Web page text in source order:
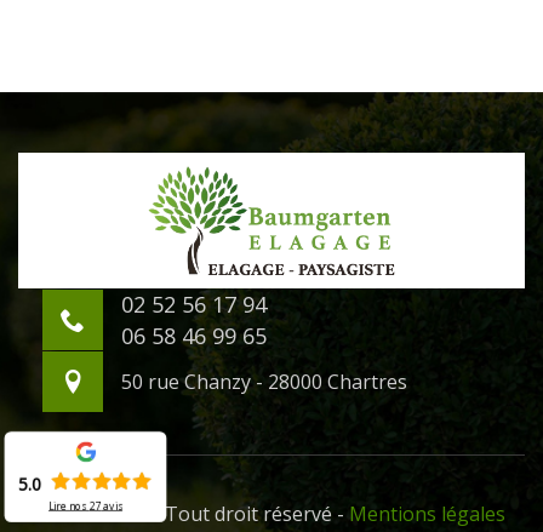
02 52 56 17 94
06 58 46 99 65
50 rue Chanzy - 28000 Chartres
©2020 - 2026 Tout droit réservé - Mentions légales
5.0
Lire nos 27avis